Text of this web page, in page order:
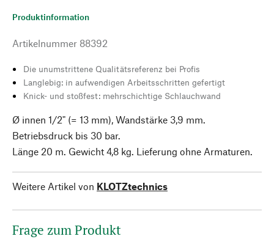
Produktinformation
Artikelnummer 88392
Die unumstrittene Qualitätsreferenz bei Profis
Langlebig: in aufwendigen Arbeitsschritten gefertigt
Knick- und stoßfest: mehrschichtige Schlauchwand
Ø innen 1/2" (= 13 mm), Wandstärke 3,9 mm.
Betriebsdruck bis 30 bar.
Länge 20 m. Gewicht 4,8 kg. Lieferung ohne Armaturen.
Weitere Artikel von KLOTZtechnics
Frage zum Produkt